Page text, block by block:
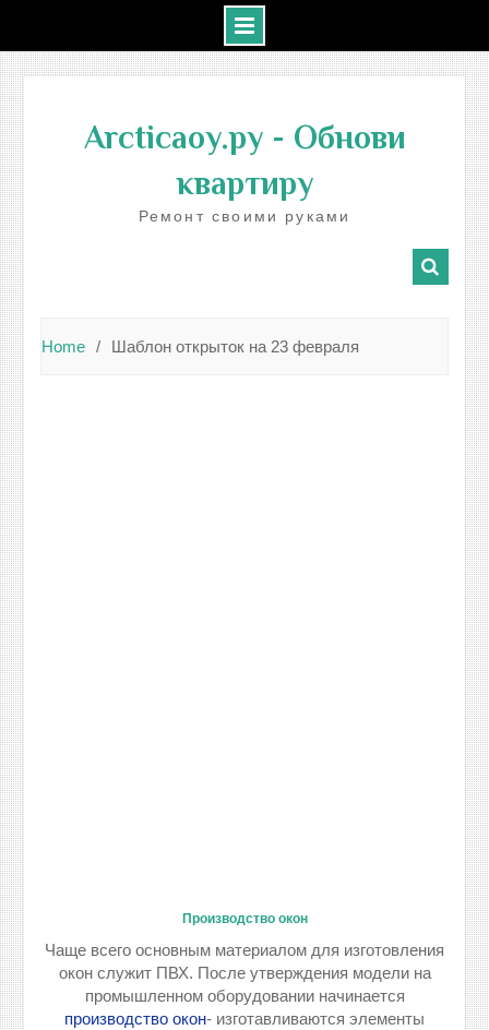
contentArcticaoy.ру- Обнови
квартиру
Ремонт своими руками
Home Шаблон открыток на 23 февраля
Производство окон
Чаще всего основным материалом для изготовления
окон служит ПВХ. После утверждения модели на
промышленном оборудовании начинается
производство окон- изготавливаются элементы